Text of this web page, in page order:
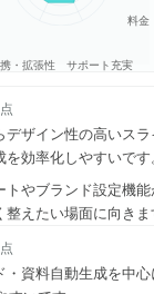
料金
サポート充実
・拡張性
デザイン性の高いス
効率化しやすいです
トやブランド設定機能
えたい場面に向きま
資料自動生成を中心